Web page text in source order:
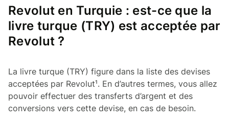
Revolut en Turquie : est-ce que la
livre turque (TRY) est acceptée par
Revolut ?
La livre turque (TRY) figure dans la liste des devises
acceptées par Revolut¹. En d’autres termes, vous allez
pouvoir effectuer des transferts d’argent et des
conversions vers cette devise, en cas de besoin.